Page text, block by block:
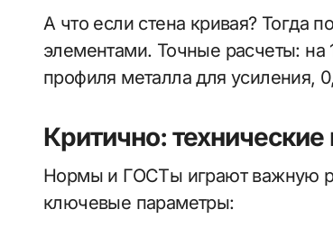
А что если стена кривая? Тогда
элементами. Точные расчеты: на
профиля металла для усиления,
Критично:
Нормы и ГОСТы играют важную
ключевые параметры: